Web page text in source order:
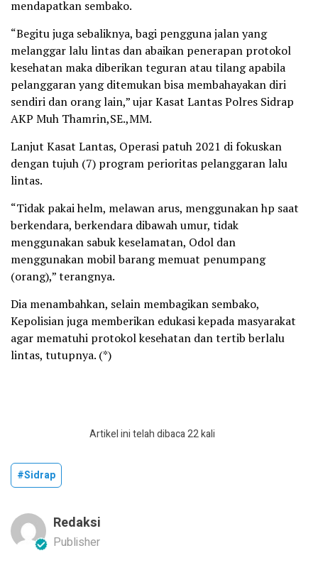
mendapatkan sembako.
“Begitu juga sebaliknya, bagi pengguna jalan yang
melanggar lalu lintas dan abaikan penerapan protokol
kesehatan maka diberikan teguran atau tilang apabila
pelanggaran yang ditemukan bisa membahayakan diri
sendiri dan orang lain,” ujar Kasat Lantas Polres Sidrap
AKP Muh Thamrin,SE.,MM.
Lanjut Kasat Lantas, Operasi patuh 2021 di fokuskan
dengan tujuh (7) program perioritas pelanggaran lalu
lintas.
“Tidak pakai helm, melawan arus, menggunakan hp saat
berkendara, berkendara dibawah umur, tidak
menggunakan sabuk keselamatan, Odol dan
menggunakan mobil barang memuat penumpang
(orang),” terangnya.
Dia menambahkan, selain membagikan sembako,
Kepolisian juga memberikan edukasi kepada masyarakat
agar mematuhi protokol kesehatan dan tertib berlalu
lintas, tutupnya. (*)
Artikel ini telah dibaca 22 kali
#Sidrap
Redaksi
Publisher